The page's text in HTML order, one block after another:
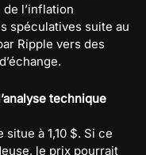
l’inflation
spéculatives suite au
Ripple vers des
technique
à 1,10 $. Si ce
le prix pourrait